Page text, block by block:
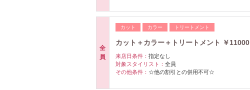
全
員
カット カラー トリートメント
カット＋カラー＋トリートメント ￥11000
来店日条件： 指定なし
対象スタイリスト： 全員
その他条件： ☆他の割引との併用不可☆